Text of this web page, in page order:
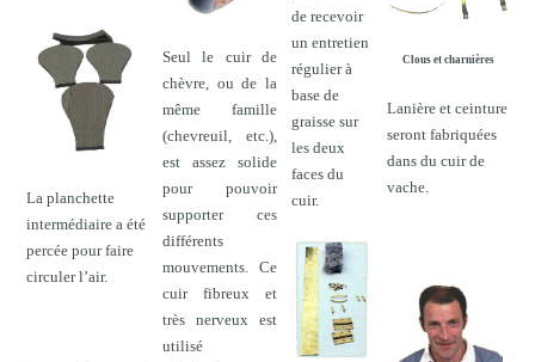
La planchette
intermédiaire a été
percée pour faire
circuler l’air.
Seul le cuir de
chèvre, ou de la
même famille
(chevreuil, etc.),
est assez solide
pour pouvoir
supporter ces
différents
mouvements. Ce
cuir fibreux et
très nerveux est
utilisé
de recevoir
un entretien
régulier à
base de
graisse sur
les deux
faces du
cuir.
Clous et charnières
Lanière et ceinture
seront fabriquées
dans du cuir de
vache.